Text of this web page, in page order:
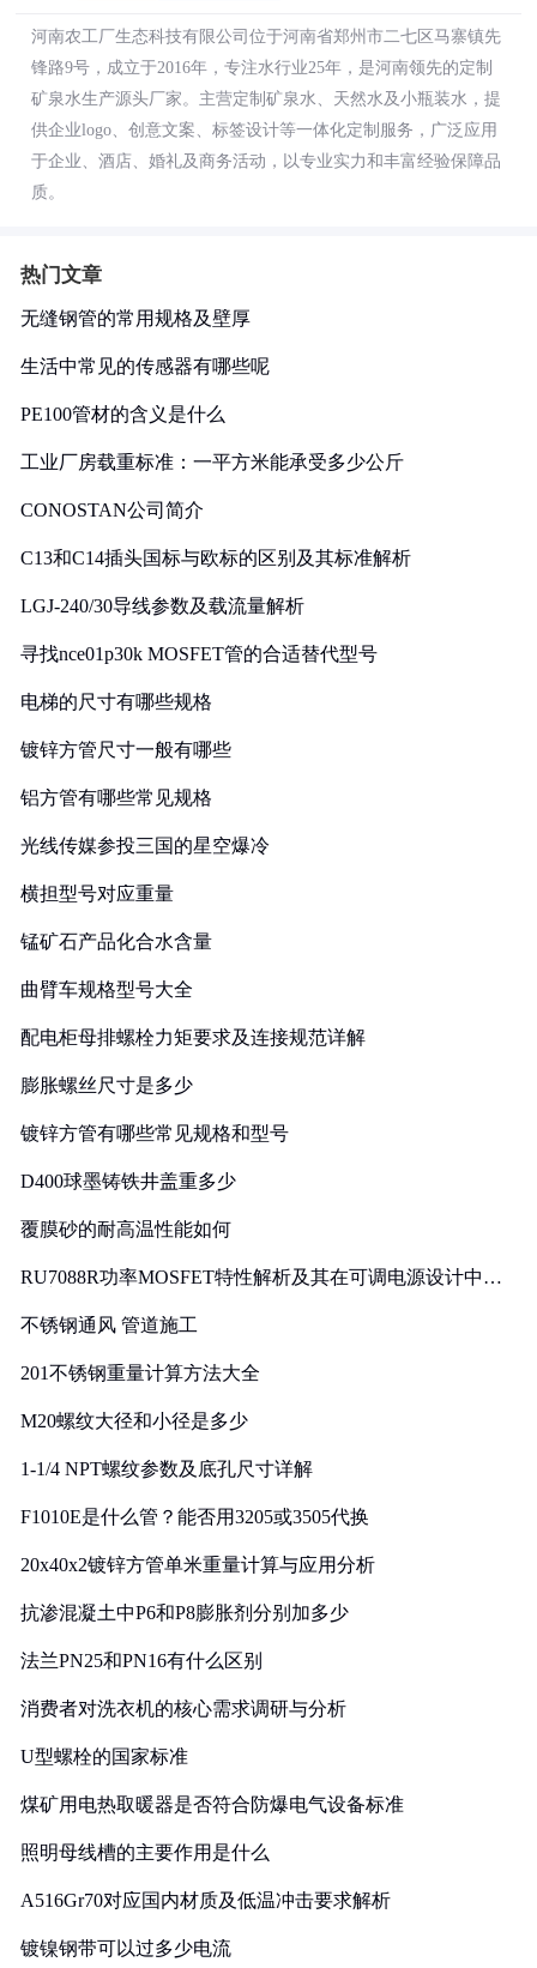
河南农工厂生态科技有限公司位于河南省郑州市二七区马寨镇先
锋路9号，成立于2016年，专注水行业25年，是河南领先的定制
矿泉水生产源头厂家。主营定制矿泉水、天然水及小瓶装水，提
供企业logo、创意文案、标签设计等一体化定制服务，广泛应用
于企业、酒店、婚礼及商务活动，以专业实力和丰富经验保障品
质。
热门文章
无缝钢管的常用规格及壁厚
生活中常见的传感器有哪些呢
PE100管材的含义是什么
工业厂房载重标准：一平方米能承受多少公斤
CONOSTAN公司简介
C13和C14插头国标与欧标的区别及其标准解析
LGJ-240/30导线参数及载流量解析
寻找nce01p30k MOSFET管的合适替代型号
电梯的尺寸有哪些规格
镀锌方管尺寸一般有哪些
铝方管有哪些常见规格
光线传媒参投三国的星空爆冷
横担型号对应重量
锰矿石产品化合水含量
曲臂车规格型号大全
配电柜母排螺栓力矩要求及连接规范详解
膨胀螺丝尺寸是多少
镀锌方管有哪些常见规格和型号
D400球墨铸铁井盖重多少
覆膜砂的耐高温性能如何
RU7088R功率MOSFET特性解析及其在可调电源设计中的
不锈钢通风 管道施工
201不锈钢重量计算方法大全
M20螺纹大径和小径是多少
1-1/4 NPT螺纹参数及底孔尺寸详解
F1010E是什么管？能否用3205或3505代换
20x40x2镀锌方管单米重量计算与应用分析
抗渗混凝土中P6和P8膨胀剂分别加多少
法兰PN25和PN16有什么区别
消费者对洗衣机的核心需求调研与分析
U型螺栓的国家标准
煤矿用电热取暖器是否符合防爆电气设备标准
照明母线槽的主要作用是什么
A516Gr70对应国内材质及低温冲击要求解析
镀镍钢带可以过多少电流